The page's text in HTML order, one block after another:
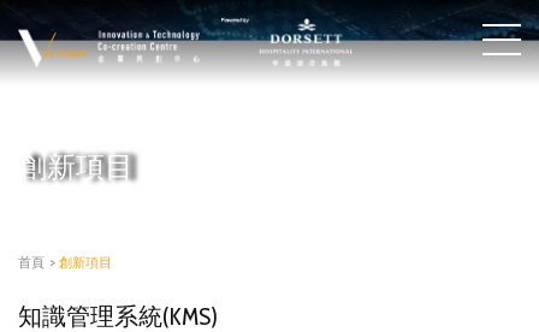
創新項目
首頁 > 創新項目
知識管理系統(KMS)